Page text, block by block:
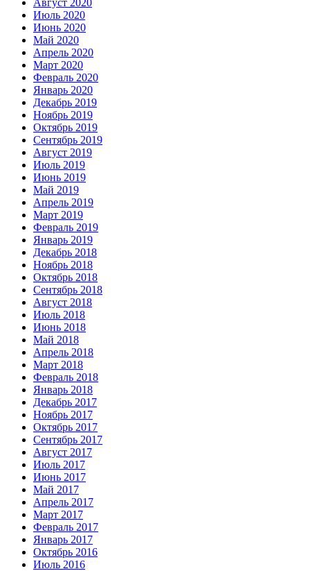
Июль 2020
Июнь 2020
Май 2020
Апрель 2020
Март 2020
Февраль 2020
Январь 2020
Декабрь 2019
Ноябрь 2019
Октябрь 2019
Сентябрь 2019
Август 2019
Июль 2019
Июнь 2019
Май 2019
Апрель 2019
Март 2019
Февраль 2019
Январь 2019
Декабрь 2018
Ноябрь 2018
Октябрь 2018
Сентябрь 2018
Август 2018
Июль 2018
Июнь 2018
Май 2018
Апрель 2018
Март 2018
Февраль 2018
Январь 2018
Декабрь 2017
Ноябрь 2017
Октябрь 2017
Сентябрь 2017
Август 2017
Июль 2017
Июнь 2017
Май 2017
Апрель 2017
Март 2017
Февраль 2017
Январь 2017
Октябрь 2016
Июль 2016